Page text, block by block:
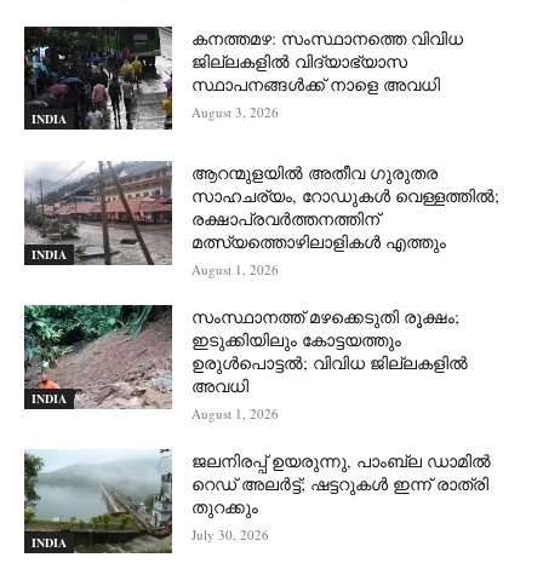
INDIA
കനത്തമഴ: സംസ്ഥാനത്തെ വിവിധ
ജില്ലകളിൽ വിദ്യാഭ്യാസ
സ്ഥാപനങ്ങൾക്ക് നാളെ അവധി
August 3, 2026
INDIA
ആറന്മുളയില്‍ അതീവ ഗുരുതര
സാഹചര്യം, റോഡുകള്‍ വെള്ളത്തില്‍;
രക്ഷാപ്രവര്‍ത്തനത്തിന്
മത്സ്യത്തൊഴിലാളികള്‍ എത്തും
August 1, 2026
INDIA
സംസ്ഥാനത്ത് മഴക്കെടുതി രൂക്ഷം;
ഇടുക്കിയിലും കോട്ടയത്തും
ഉരുള്‍പൊട്ടല്‍; വിവിധ ജില്ലകളില്‍
അവധി
August 1, 2026
INDIA
ജലനിരപ്പ് ഉയരുന്നു, പാംബ്ല ഡാമിൽ
റെഡ് അലർട്ട്; ഷട്ടറുകൾ ഇന്ന് രാത്രി
തുറക്കും
July 30, 2026